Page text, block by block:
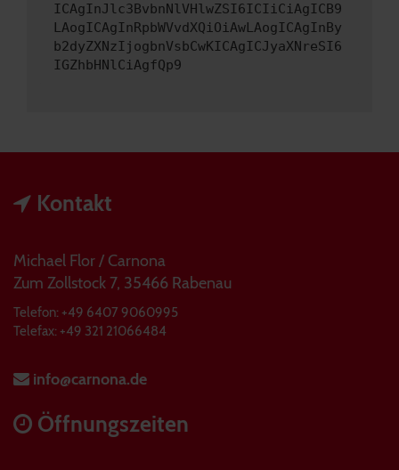
ICAgInJlc3BvbnNlVHlwZSI6ICIiCiAgICB9
LAogICAgInRpbWVvdXQiOiAwLAogICAgInBy
b2dyZXNzIjogbnVsbCwKICAgICJyaXNreSI6
IGZhbHNlCiAgfQp9
Kontakt
Michael Flor / Carnona
Zum Zollstock 7, 35466 Rabenau
Telefon: +49 6407 9060995
Telefax: +49 321 21066484
info@carnona.de
Öffnungszeiten